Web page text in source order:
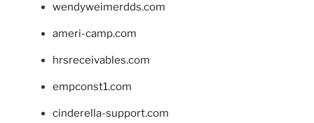
wendyweimerdds.com
ameri-camp.com
hrsreceivables.com
empconst1.com
cinderella-support.com